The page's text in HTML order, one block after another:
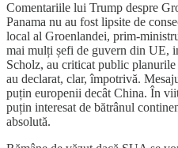
Comentariile lui Trump despre
Panama nu au fost lipsite de
local al Groenlandei, prim-
mai mulți șefi de guvern din UE,
Scholz, au criticat public
au declarat, clar, împotrivă.
puțin europenii decât China. În
puțin interesat de bătrânul
absolută.